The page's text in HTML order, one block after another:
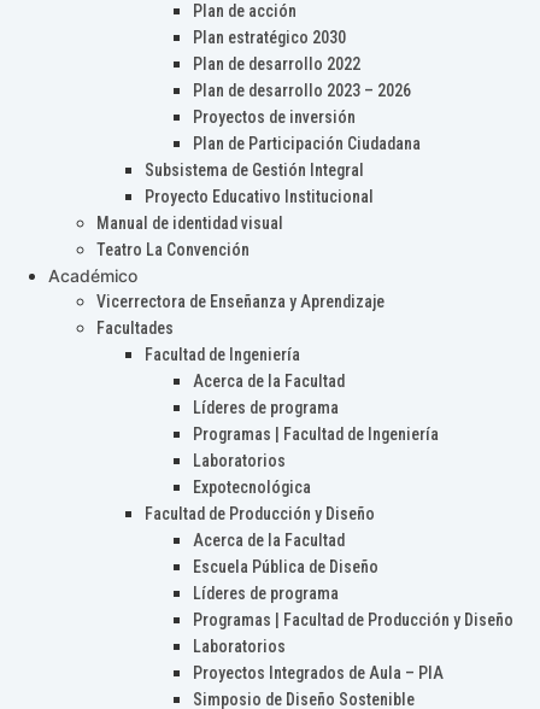
Plan de acción
Plan estratégico 2030
Plan de desarrollo 2022
Plan de desarrollo 2023 – 2026
Proyectos de inversión
Plan de Participación Ciudadana
Subsistema de Gestión Integral
Proyecto Educativo Institucional
Manual de identidad visual
Teatro La Convención
Académico
Vicerrectora de Enseñanza y Aprendizaje
Facultades
Facultad de Ingeniería
Acerca de la Facultad
Líderes de programa
Programas | Facultad de Ingeniería
Laboratorios
Expotecnológica
Facultad de Producción y Diseño
Acerca de la Facultad
Escuela Pública de Diseño
Líderes de programa
Programas | Facultad de Producción y Diseño
Laboratorios
Proyectos Integrados de Aula – PIA
Simposio de Diseño Sostenible